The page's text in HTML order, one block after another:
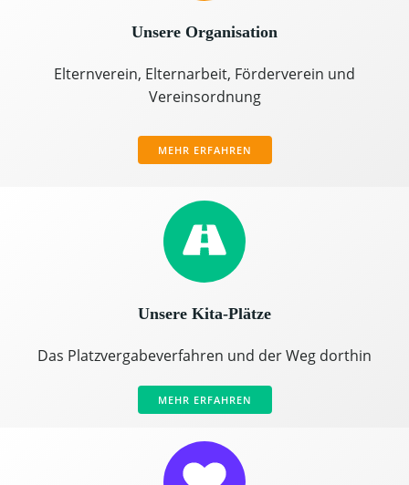
Unsere Organisation
Elternverein, Elternarbeit, Förderverein und
Vereinsordnung
MEHR ERFAHREN
Unsere Kita-Plätze
Das Platzvergabeverfahren und der Weg dorthin
MEHR ERFAHREN